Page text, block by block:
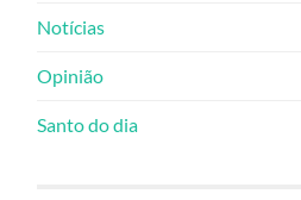
Notícias
Opinião
Santo do dia